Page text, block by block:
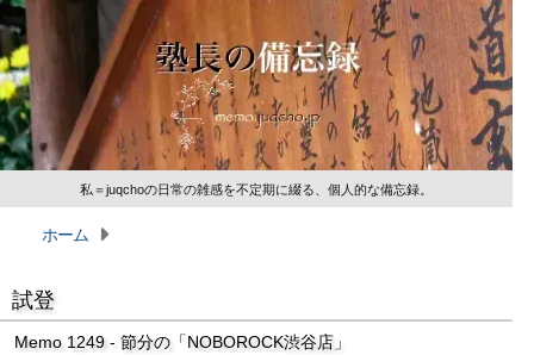
私＝juqchoの日常の雑感を不定期に綴る、個人的な備忘録。
ホーム
試登
Memo 1249 - 節分の「NOBOROCK渋谷店」